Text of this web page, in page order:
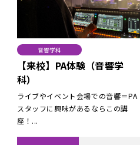
音響学科
【来校】PA体験（音響学
科）
ライブやイベント会場での音響＝PA
スタッフに興味があるならこの講
座！...